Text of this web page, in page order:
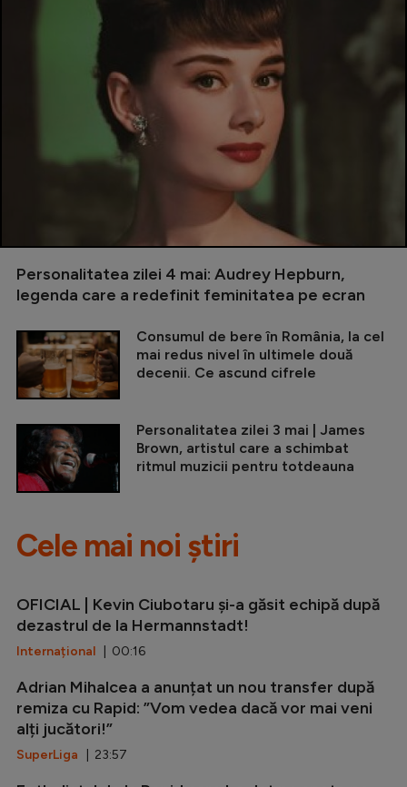
Personalitatea zilei 4 mai: Audrey Hepburn,
legenda care a redefinit feminitatea pe ecran
Consumul de bere în România, la cel
mai redus nivel în ultimele două
decenii. Ce ascund cifrele
Personalitatea zilei 3 mai | James
Brown, artistul care a schimbat
ritmul muzicii pentru totdeauna
Cele mai noi știri
OFICIAL | Kevin Ciubotaru și-a găsit echipă după
dezastrul de la Hermannstadt!
Internațional | 00:16
Adrian Mihalcea a anunțat un nou transfer după
remiza cu Rapid: ”Vom vedea dacă vor mai veni
alți jucători!”
SuperLiga | 23:57